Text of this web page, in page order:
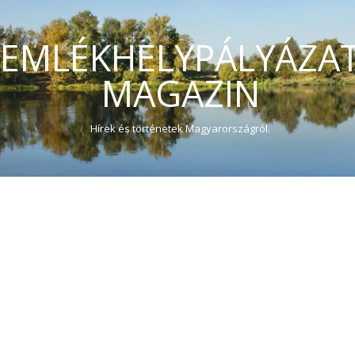
MAGAZIN
Hírek és történetek Magyarországról.